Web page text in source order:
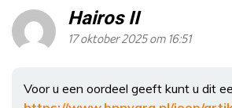
Hairos II
17 oktober 2025 om 16:51
Voor u een oordeel geeft kunt u dit